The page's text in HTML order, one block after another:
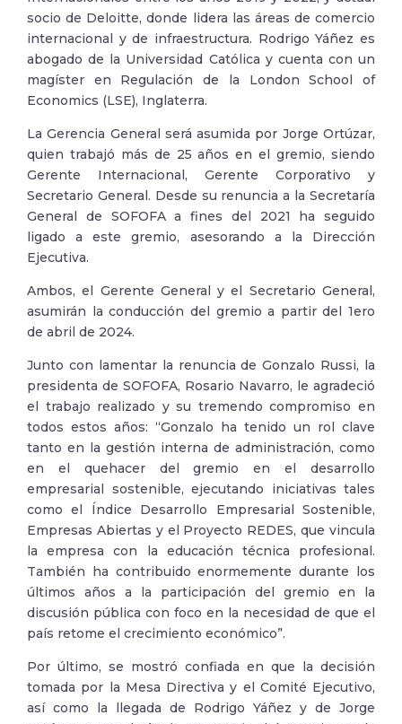
socio de Deloitte, donde lidera las áreas de comercio
internacional y de infraestructura. Rodrigo Yáñez es
abogado de la Universidad Católica y cuenta con un
magíster en Regulación de la London School of
Economics (LSE), Inglaterra.
La Gerencia General será asumida por Jorge Ortúzar,
quien trabajó más de 25 años en el gremio, siendo
Gerente Internacional, Gerente Corporativo y
Secretario General. Desde su renuncia a la Secretaría
General de SOFOFA a fines del 2021 ha seguido
ligado a este gremio, asesorando a la Dirección
Ejecutiva.
Ambos, el Gerente General y el Secretario General,
asumirán la conducción del gremio a partir del 1ero
de abril de 2024.
Junto con lamentar la renuncia de Gonzalo Russi, la
presidenta de SOFOFA, Rosario Navarro, le agradeció
el trabajo realizado y su tremendo compromiso en
todos estos años: “Gonzalo ha tenido un rol clave
tanto en la gestión interna de administración, como
en el quehacer del gremio en el desarrollo
empresarial sostenible, ejecutando iniciativas tales
como el Índice Desarrollo Empresarial Sostenible,
Empresas Abiertas y el Proyecto REDES, que vincula
la empresa con la educación técnica profesional.
También ha contribuido enormemente durante los
últimos años a la participación del gremio en la
discusión pública con foco en la necesidad de que el
país retome el crecimiento económico”.
Por último, se mostró confiada en que la decisión
tomada por la Mesa Directiva y el Comité Ejecutivo,
así como la llegada de Rodrigo Yáñez y de Jorge